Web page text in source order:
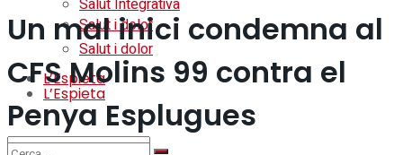
Salut i dolor
L’Espieta
Salut Integrativa
Salut i dolor
L’Espieta
Un mal inici condemna al
CFS Molins 99 contra el
Penya Esplugues